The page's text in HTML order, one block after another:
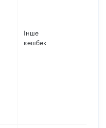
Інше
кешбек